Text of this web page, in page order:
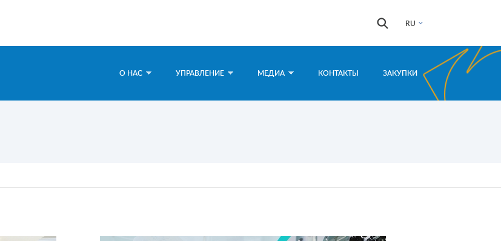
RU
Форма
Поиск
О НАС УПРАВЛЕНИЕ МЕДИА КОНТАКТЫ ЗАКУПКИ